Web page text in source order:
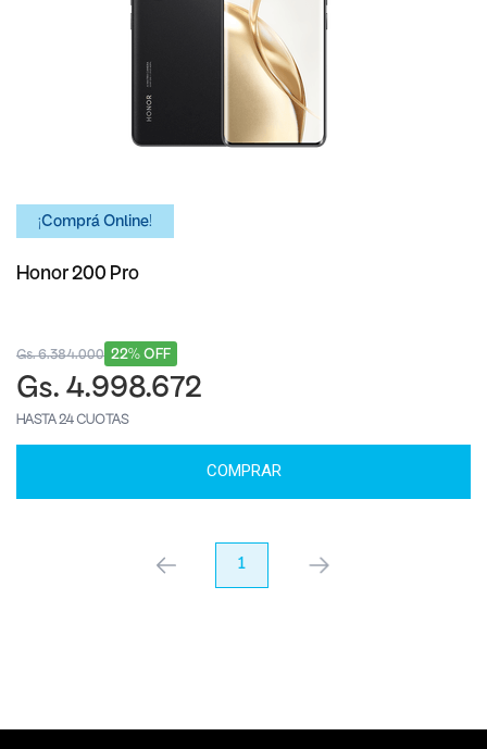
¡Comprá Online!
Honor 200 Pro
22% OFF
Gs. 6.384.000
Gs. 4.998.672
HASTA 24 CUOTAS
COMPRAR
anterior 1 próximo